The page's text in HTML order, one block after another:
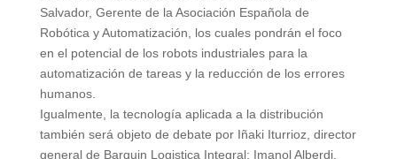
Salvador, Gerente de la Asociación Española de
Robótica y Automatización, los cuales pondrán el foco
en el potencial de los robots industriales para la
automatización de tareas y la reducción de los errores
humanos.
Igualmente, la tecnología aplicada a la distribución
también será objeto de debate por Iñaki Iturrioz, director
general de Barquin Logistica Integral; Imanol Alberdi,